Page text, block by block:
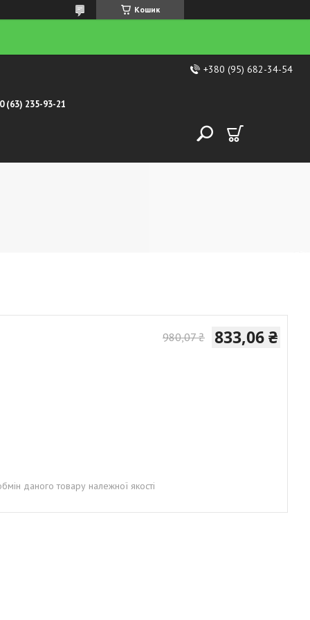
Кошик
+380 (95) 682-34-54
(63) 235-93-21
980,07 ₴ 833,06 ₴
даного товару належної якості